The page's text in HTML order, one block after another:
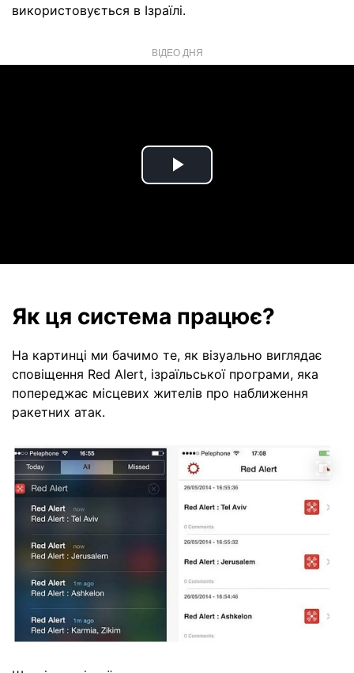
використовується в Ізраїлі.
ВІДЕО ДНЯ
Play
Як ця система працює?
На картинці ми бачимо те, як візуально виглядає
сповіщення Red Alert, ізраїльської програми, яка
попереджає місцевих жителів про наближення
ракетних атак.